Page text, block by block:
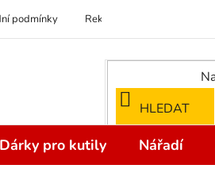
podmínky Reklamace
HLEDAT
Dárky pro kutily Nářadí